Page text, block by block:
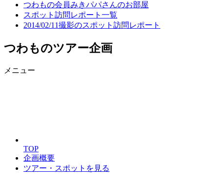
つわもの会員みきパパさんのお部屋
スポット訪問レポート一覧
2014/02/11撮影のスポット訪問レポート
つわものツアー企画
メニュー
TOP
企画概要
ツアー・スポットを見る